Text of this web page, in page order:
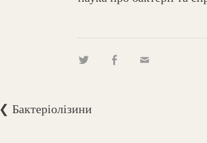
❮ Бактеріолізини